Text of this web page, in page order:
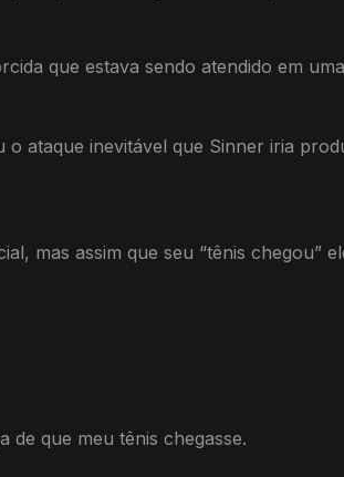
que estava sendo atendido em uma
ataque inevitável que Sinner iria
mas assim que seu “tênis chegou”
de que meu tênis chegasse.